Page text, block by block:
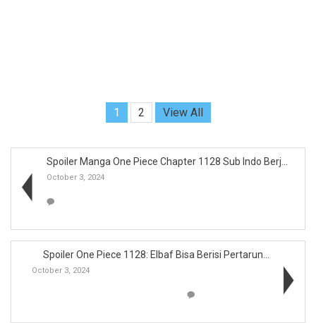
1 2 View All
Spoiler Manga One Piece Chapter 1128 Sub Indo Berj...
October 3, 2024
Spoiler One Piece 1128: Elbaf Bisa Berisi Pertarun...
October 3, 2024